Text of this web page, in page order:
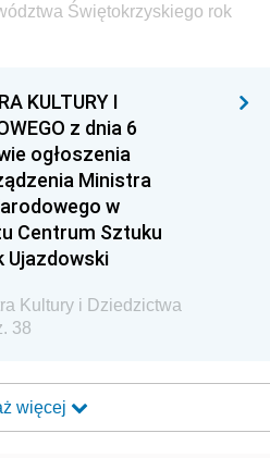
Świętokrzyskiego rok
KULTURY I
z dnia 6
ogłoszenia
Ministra
w
Centrum Sztuku
Ujazdowski
Kultury i Dziedzictwa
38
więcej